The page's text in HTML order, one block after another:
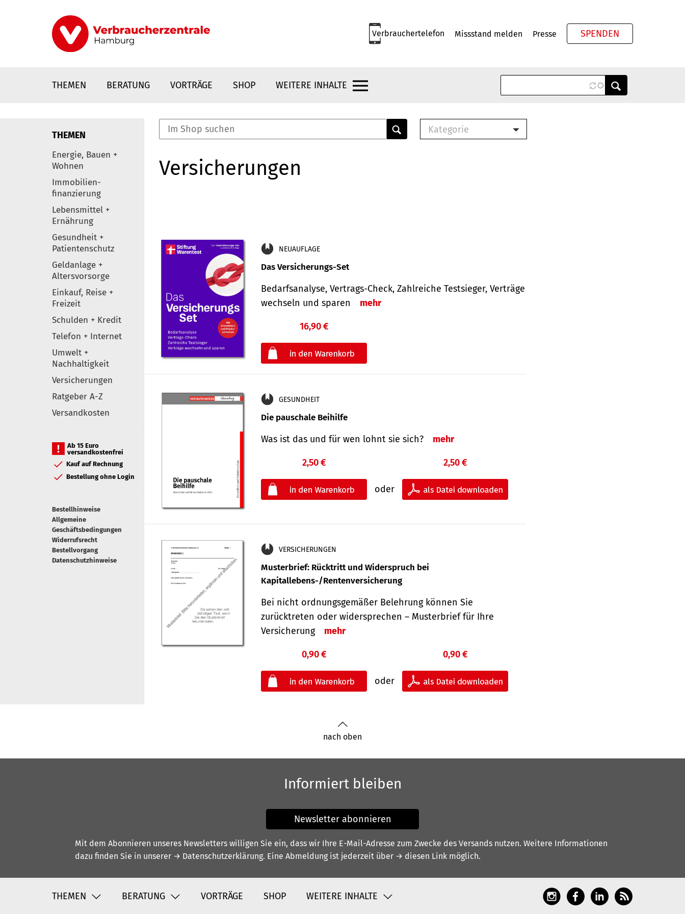
Verbrauchertelefon Missstand melden Presse SPENDEN
THEMEN BERATUNG VORTRÄGE SHOP WEITERE INHALTE
Elemente
THEMEN
Energie, Bauen +
Wohnen
Immobilien-
finanzierung
Lebensmittel +
Ernährung
Gesundheit +
Patientenschutz
Geldanlage +
Altersvorsorge
Einkauf, Reise +
Freizeit
Schulden + Kredit
Telefon + Internet
Umwelt +
Nachhaltigkeit
Versicherungen
Ratgeber A-Z
Versandkosten
Ab 15 Euro
versandkostenfrei
Kauf auf Rechnung
Bestellung ohne Login
Bestellhinweise
Allgemeine
Geschäftsbedingungen
Widerrufsrecht
Bestellvorgang
Datenschutzhinweise
Kategorie
Versicherungen
NEUAUFLAGE
Das Versicherungs-Set
Bedarfsanalyse, Vertrags-Check, Zahlreiche Testsieger, Verträge
wechseln und sparen
mehr
16,90 €
GESUNDHEIT
Die pauschale Beihilfe
Was ist das und für wen lohnt sie sich? mehr
2,50 €
oder
2,50 €
VERSICHERUNGEN
Musterbrief: Rücktritt und Widerspruch bei
Kapitallebens-/Rentenversicherung
Bei nicht ordnungsgemäßer Belehrung können Sie
zurücktreten oder widersprechen – Musterbrief für Ihre
Versicherung
mehr
0,90 €
oder
0,90 €
nach oben
Informiert bleiben
Newsletter abonnieren
Mit dem Abonnieren unseres Newsletters willigen Sie ein, dass wir Ihre E-Mail-Adresse zum Zwecke des Versands nutzen. Weitere Informationen
dazu finden Sie in unserer → Datenschutzerklärung. Eine Abmeldung ist jederzeit über → diesen Link möglich.
THEMEN BERATUNG VORTRÄGE SHOP WEITERE INHALTE